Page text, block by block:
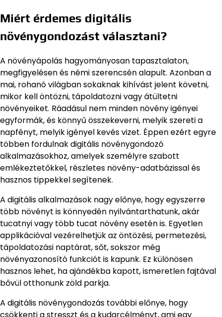
Miért érdemes digitális
növénygondozást választani?
A növényápolás hagyományosan tapasztalaton,
megfigyelésen és némi szerencsén alapult. Azonban a
mai, rohanó világban sokaknak kihívást jelent követni,
mikor kell öntözni, tápoldatozni vagy átültetni
növényeiket. Ráadásul nem minden növény igényei
egyformák, és könnyű összekeverni, melyik szereti a
napfényt, melyik igényel kevés vizet. Éppen ezért egyre
többen fordulnak digitális növénygondozó
alkalmazásokhoz, amelyek személyre szabott
emlékeztetőkkel, részletes növény-adatbázissal és
hasznos tippekkel segítenek.
A digitális alkalmazások nagy előnye, hogy egyszerre
több növényt is könnyedén nyilvántarthatunk, akár
tucatnyi vagy több tucat növény esetén is. Egyetlen
applikációval vezérelhetjük az öntözési, permetezési,
tápoldatozási naptárat, sőt, sokszor még
növényazonosító funkciót is kapunk. Ez különösen
hasznos lehet, ha ajándékba kapott, ismeretlen fajtával
bővül otthonunk zöld parkja.
A digitális növénygondozás további előnye, hogy